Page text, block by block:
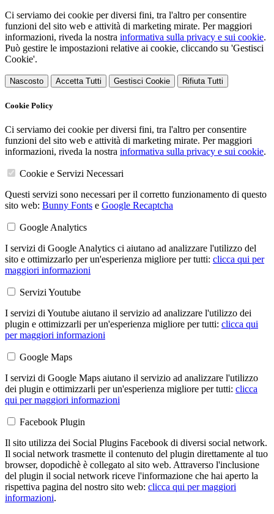
Ci serviamo dei cookie per diversi fini, tra l'altro per consentire
funzioni del sito web e attività di marketing mirate. Per maggiori
informazioni, riveda la nostra informativa sulla privacy e sui cookie.
Può gestire le impostazioni relative ai cookie, cliccando su 'Gestisci
Cookie'.
Nascosto Accetta Tutti Gestisci Cookie Rifiuta Tutti
Cookie Policy
Ci serviamo dei cookie per diversi fini, tra l'altro per consentire
funzioni del sito web e attività di marketing mirate. Per maggiori
informazioni, riveda la nostra informativa sulla privacy e sui cookie.
Cookie e Servizi Necessari
Questi servizi sono necessari per il corretto funzionamento di questo
sito web: Bunny Fonts e Google Recaptcha
Google Analytics
I servizi di Google Analytics ci aiutano ad analizzare l'utilizzo del
sito e ottimizzarlo per un'esperienza migliore per tutti: clicca qui per
maggiori informazioni
Servizi Youtube
I servizi di Youtube aiutano il servizio ad analizzare l'utilizzo dei
plugin e ottimizzarli per un'esperienza migliore per tutti: clicca qui
per maggiori informazioni
Google Maps
I servizi di Google Maps aiutano il servizio ad analizzare l'utilizzo
dei plugin e ottimizzarli per un'esperienza migliore per tutti: clicca
qui per maggiori informazioni
Facebook Plugin
Il sito utilizza dei Social Plugins Facebook di diversi social network.
Il social network trasmette il contenuto del plugin direttamente al tuo
browser, dopodichè è collegato al sito web. Attraverso l'inclusione
del plugin il social network riceve l'informazione che hai aperto la
rispettiva pagina del nostro sito web: clicca qui per maggiori
informazioni.